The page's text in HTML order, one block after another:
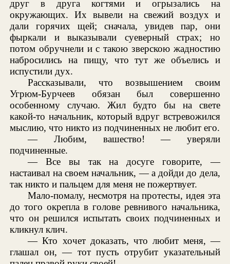
друг в друга когтями и огрызались на
окружающих. Их вывели на свежий воздух и
дали горячих щей; сначала, увидев пар, они
фыркали и выказывали суеверный страх; но
потом обручнели и с такою зверскою жадностию
набросились на пищу, что тут же объелись и
испустили дух.
Рассказывали, что возвышением своим
Угрюм-Бурчеев обязан был совершенно
особенному случаю. Жил будто бы на свете
какой-то начальник, который вдруг встревожился
мыслию, что никто из подчиненных не любит его.
— Любим, вашество! — уверяли
подчиненные.
— Все вы так на досуге говорите, —
настаивал на своем начальник, — а дойди до дела,
так никто и пальцем для меня не пожертвует.
Мало-помалу, несмотря на протесты, идея эта
до того окрепла в голове ревнивого начальника,
что он решился испытать своих подчиненных и
кликнул клич.
— Кто хочет доказать, что любит меня, —
глашал он, — тот пусть отрубит указательный